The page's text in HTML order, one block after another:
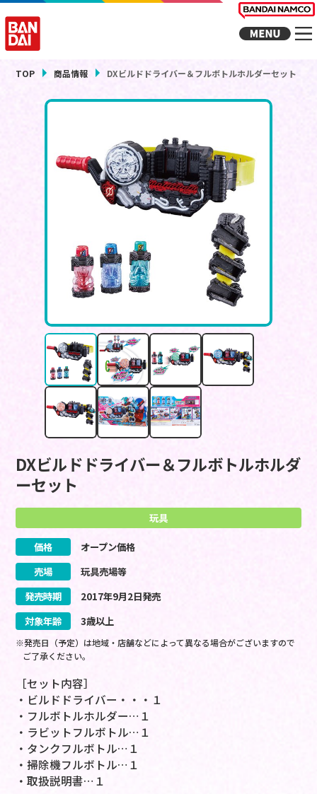
TOP 商品情報 DXビルドドライバー＆フルボトルホルダーセット
DXビルドドライバー＆フルボトルホルダ
ーセット
玩具
価格
オープン価格
売場
玩具売場等
発売時期
2017年9月2日発売
対象年齢
3歳以上
※発売日（予定）は地域・店舗などによって異なる場合がございますので
ご了承ください。
［セット内容］
・ビルドドライバー・・・１
・フルボトルホルダー…１
・ラビットフルボトル…１
・タンクフルボトル…１
・掃除機フルボトル…１
・取扱説明書…１